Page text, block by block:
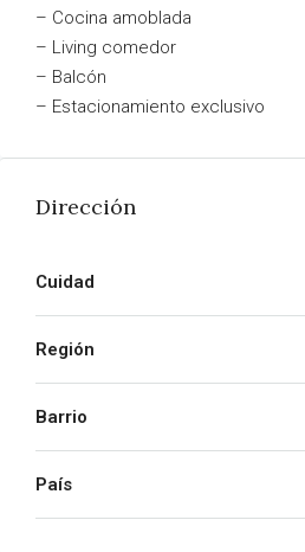
– Cocina amoblada
– Living comedor
– Balcón
– Estacionamiento exclusivo
Dirección
Cuidad
Región
Barrio
País